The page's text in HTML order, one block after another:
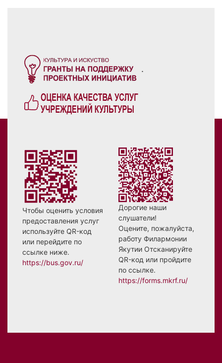
.
Чтобы оценить условия
предоставления услуг
используйте QR-код
или перейдите по
ссылке ниже.
https://bus.gov.ru/
Дорогие наши
слушатели!
Оцените, пожалуйста,
работу Филармонии
Якутии Отсканируйте
QR-код или пройдите
по ссылке.
https://forms.mkrf.ru/